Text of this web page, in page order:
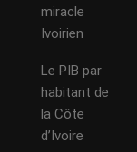
miracle
Ivoirien
Le PIB par
habitant de
la Côte
d’Ivoire